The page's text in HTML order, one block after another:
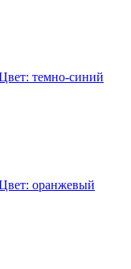
темно-синий
оранжевый